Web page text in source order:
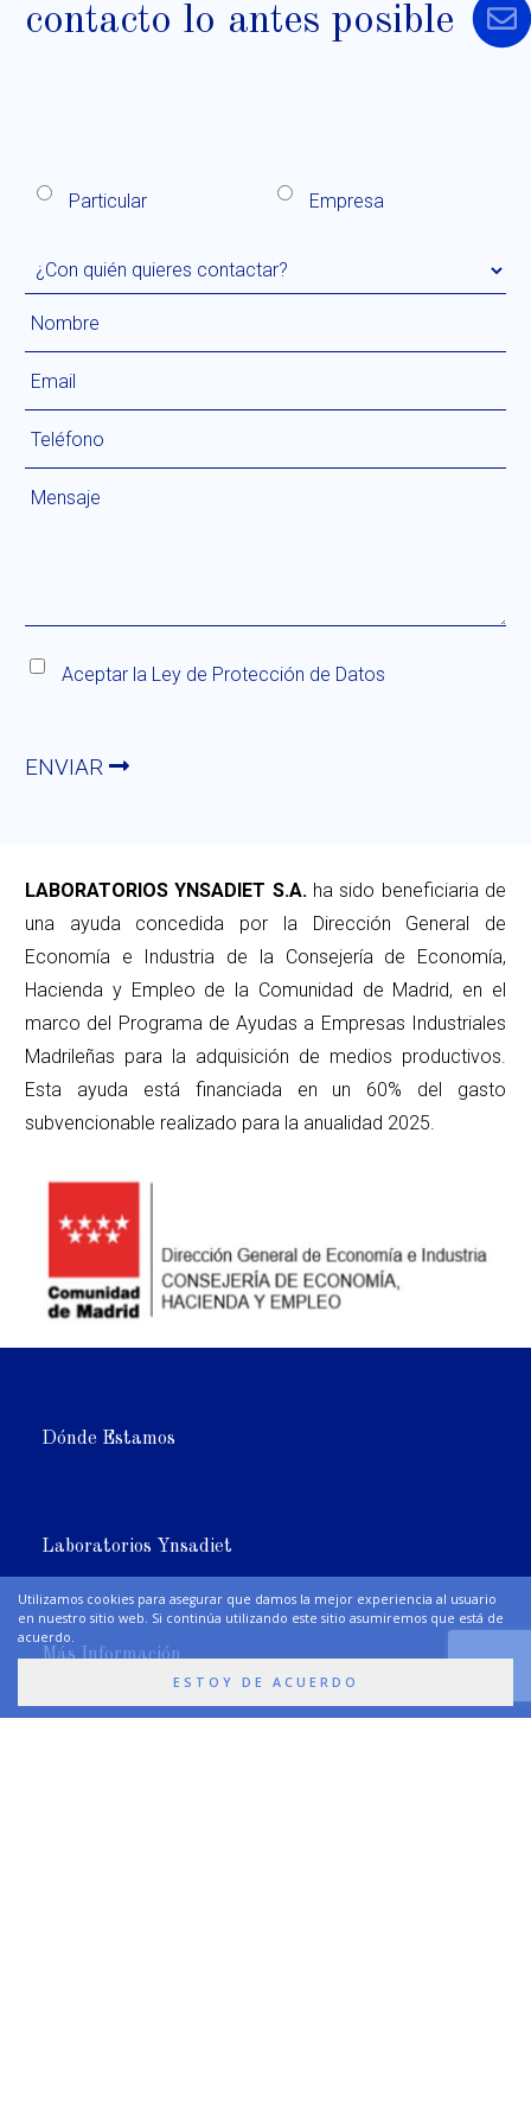
Utilizamos cookies para asegurar que damos la mejor experiencia al usuario
en nuestro sitio web. Si continúa utilizando este sitio asumiremos que está de
acuerdo.
ESTOY DE ACUERDO
contacto lo antes posible
Particular Empresa
Aceptar la Ley de Protección de Datos
ENVIAR
LABORATORIOS YNSADIET S.A.ha sido beneficiaria de
una ayuda concedida por la Dirección General de
Economía e Industria de la Consejería de Economía,
Hacienda y Empleo de la Comunidad de Madrid, en el
marco del Programa de Ayudas a Empresas Industriales
Madrileñas para la adquisición de medios productivos.
Esta ayuda está financiada en un 60% del gasto
subvencionable realizado para la anualidad 2025.
Dónde Estamos
Laboratorios Ynsadiet
Más Información